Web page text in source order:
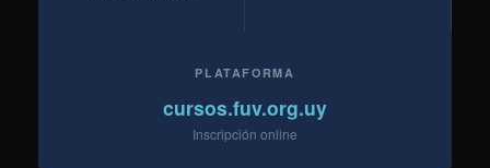
PLATAFORMA
cursos.fuv.org.uy
Inscripción online